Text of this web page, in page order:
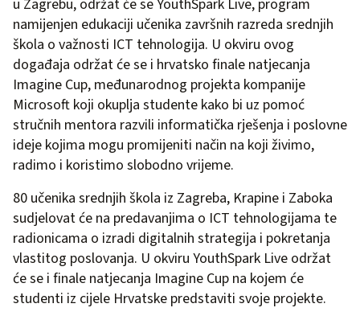
u Zagrebu, održat će se YouthSpark Live, program
namijenjen edukaciji učenika završnih razreda srednjih
škola o važnosti ICT tehnologija. U okviru ovog
događaja održat će se i hrvatsko finale natjecanja
Imagine Cup, međunarodnog projekta kompanije
Microsoft koji okuplja studente kako bi uz pomoć
stručnih mentora razvili informatička rješenja i poslovne
ideje kojima mogu promijeniti način na koji živimo,
radimo i koristimo slobodno vrijeme.
80 učenika srednjih škola iz Zagreba, Krapine i Zaboka
sudjelovat će na predavanjima o ICT tehnologijama te
radionicama o izradi digitalnih strategija i pokretanja
vlastitog poslovanja. U okviru YouthSpark Live održat
će se i finale natjecanja Imagine Cup na kojem će
studenti iz cijele Hrvatske predstaviti svoje projekte.